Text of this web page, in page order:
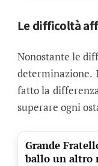
Le difficoltà
Nonostante le
determinazione.
fatto la
superare ogni
Grande
ballo un altro